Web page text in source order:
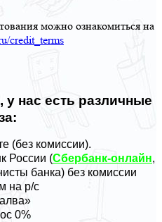
можно ознакомиться на
credit_terms
нас есть различные
(без комиссии).
России (Сбербанк-онлайн,
банка) без комиссии
на р/с
0%